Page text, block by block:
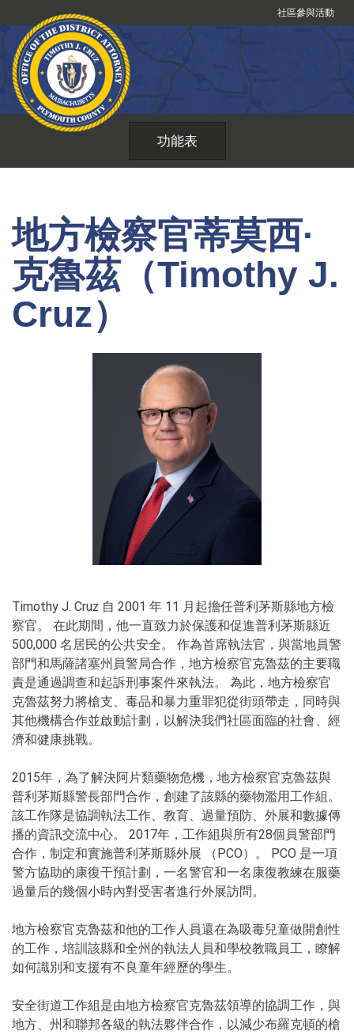
到
內
社區參與活動
功能表
地方檢察官蒂莫西·
克魯茲（Timothy J.
Cruz）
Timothy J. Cruz 自 2001 年 11 月起擔任普利茅斯縣地方檢
察官。 在此期間，他一直致力於保護和促進普利茅斯縣近
500,000 名居民的公共安全。 作為首席執法官，與當地員警
部門和馬薩諸塞州員警局合作，地方檢察官克魯茲的主要職
責是通過調查和起訴刑事案件來執法。 為此，地方檢察官
克魯茲努力將槍支、毒品和暴力重罪犯從街頭帶走，同時與
其他機構合作並啟動計劃，以解決我們社區面臨的社會、經
濟和健康挑戰。
2015年，為了解決阿片類藥物危機，地方檢察官克魯茲與
普利茅斯縣警長部門合作，創建了該縣的藥物濫用工作組。
該工作隊是協調執法工作、教育、過量預防、外展和數據傳
播的資訊交流中心。 2017年，工作組與所有28個員警部門
合作，制定和實施普利茅斯縣外展 （PCO）。 PCO 是一項
警方協助的康復干預計劃，一名警官和一名康復教練在服藥
過量后的幾個小時內對受害者進行外展訪問。
地方檢察官克魯茲和他的工作人員還在為吸毒兒童做開創性
的工作，培訓該縣和全州的執法人員和學校教職員工，瞭解
如何識別和支援有不良童年經歷的學生。
安全街道工作組是由地方檢察官克魯茲領導的協調工作，與
地方、州和聯邦各級的執法夥伴合作，以減少布羅克頓的槍